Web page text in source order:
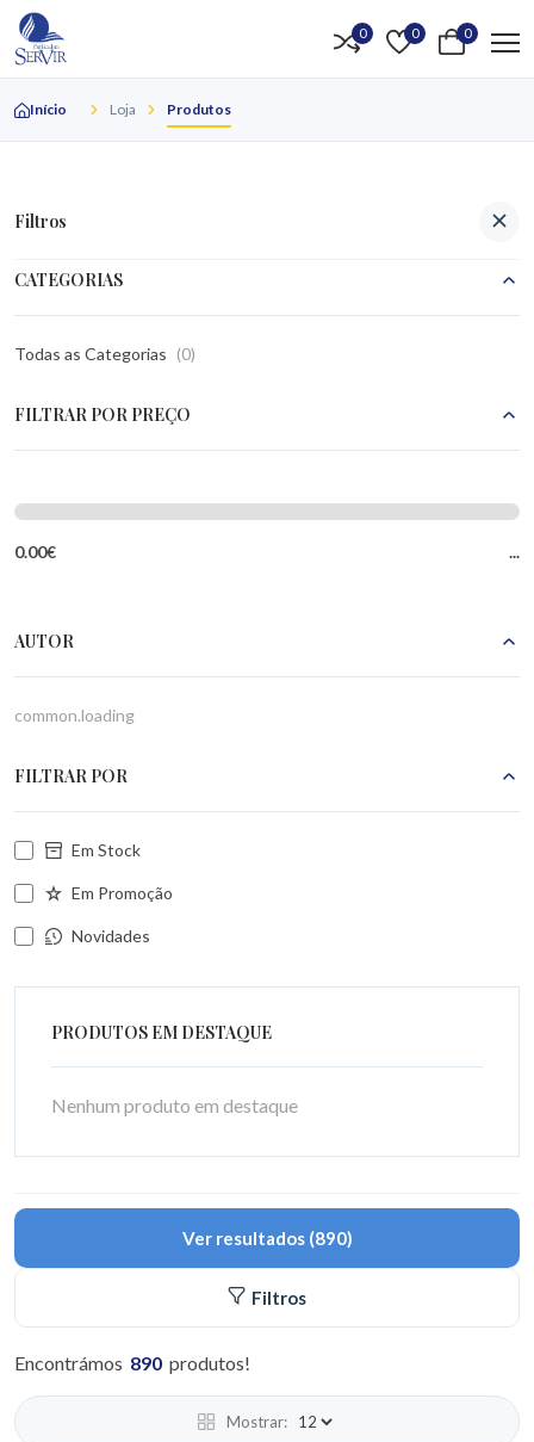
0 0 0
Início Loja Produtos
Filtros
CATEGORIAS
Todas as Categorias (0)
FILTRAR POR PREÇO
0.00€ ...
AUTOR
common.loading
FILTRAR POR
Em Stock
Em Promoção
Novidades
PRODUTOS EM DESTAQUE
Nenhum produto em destaque
Ver resultados(890)
Filtros
Encontrámos 890 produtos!
Mostrar: